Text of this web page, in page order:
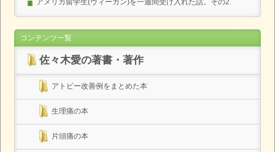
アメリカ留学生(ヴィーガン)を一週間受け入れた話。その2
コンテンツ一覧
佐々木愛の著書・著作
アトピー改善例をまとめた本
生理痛の本
片頭痛の本